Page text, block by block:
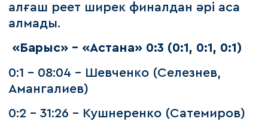
алғаш реет ширек финалдан әрі аса
алмады.
«Барыс» - «Астана» 0:3 (0:1, 0:1, 0:1)
0:1 - 08:04 - Шевченко (Селезнев,
Амангалиев)
0:2 - 31:26 - Кушнеренко (Сатемиров)